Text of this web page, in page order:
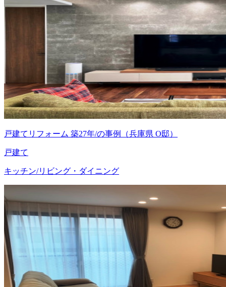
戸建てリフォーム 築27年/の事例（兵庫県 O邸）
戸建て
キッチン/リビング・ダイニング